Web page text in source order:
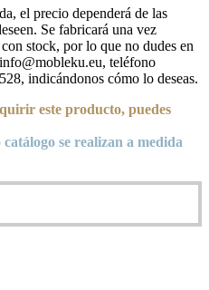
el precio dependerá de las
Se fabricará una vez
stock, por lo que no dudes en
teléfono
indicándonos cómo lo deseas.
este producto, puedes
se realizan a medida